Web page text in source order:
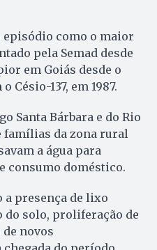
como o maior
pela Semad desde
em Goiás desde o
Césio-137, em 1987.
Santa Bárbara e do Rio
famílias da zona rural
a água para
consumo doméstico.
a presença de lixo
solo, proliferação de
novos